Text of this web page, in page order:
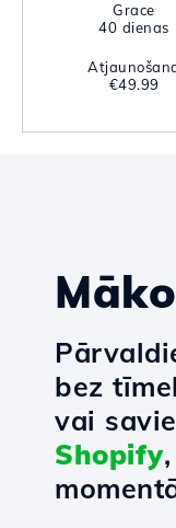
Grace
40 dienas
€49.99
bez
vai
Shopify,